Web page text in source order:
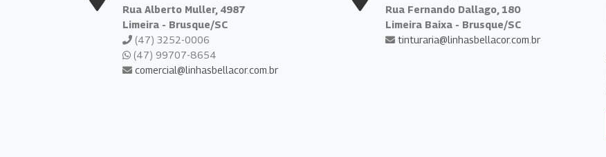
Rua Alberto Muller, 4987
Limeira - Brusque/SC
(47) 3252-0006
(47) 99707-8654
comercial@linhasbellacor.com.br
Rua Fernando Dallago, 180
Limeira Baixa - Brusque/SC
tinturaria@linhasbellacor.com.br